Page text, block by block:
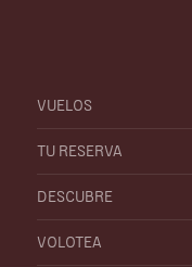
VUELOS
TU RESERVA
DESCUBRE
VOLOTEA